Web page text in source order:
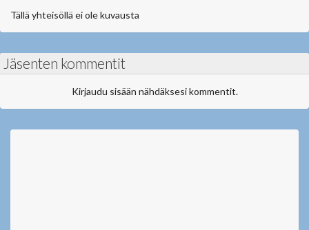
Tällä yhteisöllä ei ole kuvausta
Jäsenten kommentit
Kirjaudu sisään nähdäksesi kommentit.